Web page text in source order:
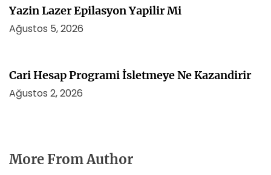
Yazin Lazer Epilasyon Yapilir Mi
Ağustos 5, 2026
Cari Hesap Programi İsletmeye Ne Kazandirir
Ağustos 2, 2026
More From Author